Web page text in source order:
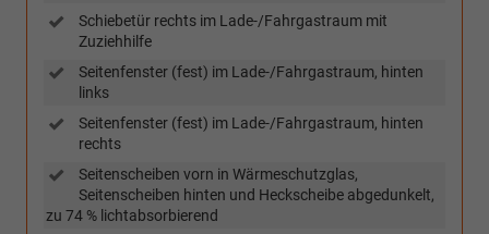
Schiebetür rechts im Lade-/Fahrgastraum mit
Zuziehhilfe
Seitenfenster (fest) im Lade-/Fahrgastraum, hinten
links
Seitenfenster (fest) im Lade-/Fahrgastraum, hinten
rechts
Seitenscheiben vorn in Wärmeschutzglas,
Seitenscheiben hinten und Heckscheibe abgedunkelt,
zu 74 % lichtabsorbierend